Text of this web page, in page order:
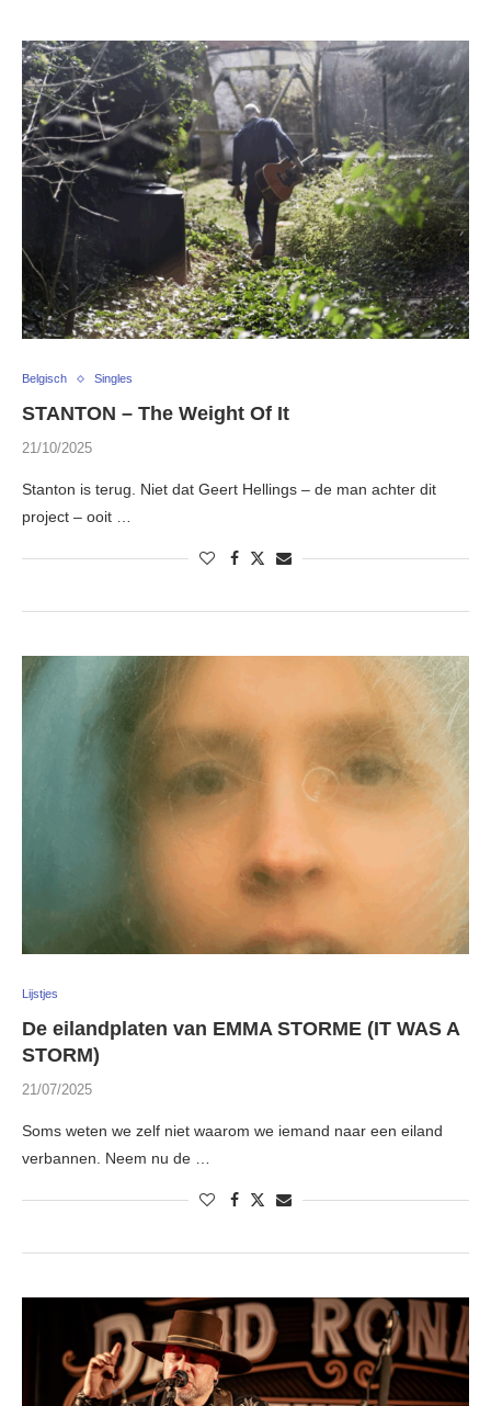
Belgisch Singles
STANTON – The Weight Of It
21/10/2025
Stanton is terug. Niet dat Geert Hellings – de man achter dit
project – ooit …
Lijstjes
De eilandplaten van EMMA STORME (IT WAS A
STORM)
21/07/2025
Soms weten we zelf niet waarom we iemand naar een eiland
verbannen. Neem nu de …